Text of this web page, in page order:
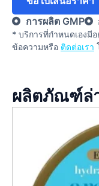
การผลิต GMP
* บริการที่กําหนดเองมี
ข้อความหรือ ติดต่อเรา
ผลิตภัณฑ์ล่